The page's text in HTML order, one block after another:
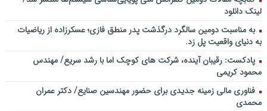
لینک دانلود
به مناسبت دومین سالگرد درگذشت پدر منطق فازی؛ عسکرزاده از ریاضیات
به دنیای واقعیت پل زد.
پادکست: رقیبان آینده، شرکت های کوچک اما با رشد سریع/ مهندس
محمود کریمی
فناوری مالی زمینه جدیدی برای حضور مهندسین صنایع/ دکتر عمران
محمدی